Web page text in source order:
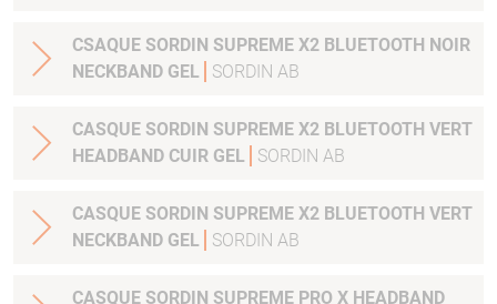
CSAQUE SORDIN SUPREME X2 BLUETOOTH NOIR
NECKBAND GEL
SORDIN AB
CASQUE SORDIN SUPREME X2 BLUETOOTH VERT
HEADBAND CUIR GEL
SORDIN AB
CASQUE SORDIN SUPREME X2 BLUETOOTH VERT
NECKBAND GEL
SORDIN AB
CASQUE SORDIN SUPREME PRO X HEADBAND